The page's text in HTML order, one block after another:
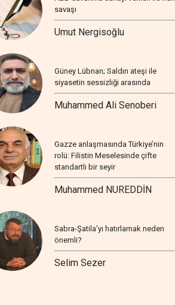
savaşı
Umut Nergisoğlu
Güney Lübnan; Saldırı ateşi ile
siyasetin sessizliği arasında
Muhammed Ali Senoberi
Gazze anlaşmasında Türkiye’nin
rolü: Filistin Meselesinde çifte
standartlı bir seyir
Muhammed NUREDDİN
Sabra-Şatila’yı hatırlamak neden
önemli?
Selim Sezer